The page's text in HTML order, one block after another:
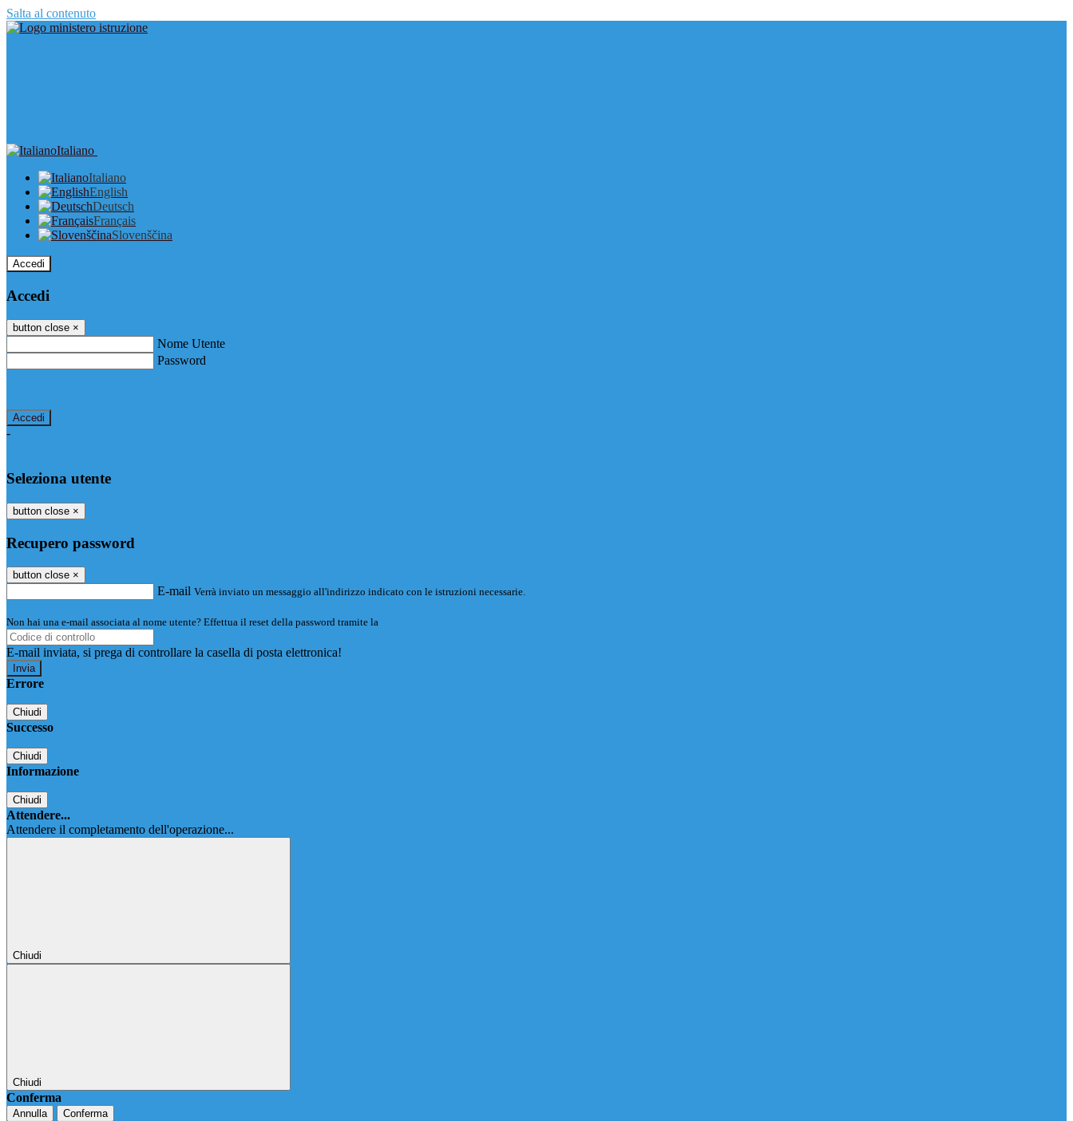
Salta al contenuto
Italiano
Italiano
English
Deutsch
Français
Slovenščina
Accedi
Accedi
button close ×
Nome Utente
Password
-
Seleziona utente
button close ×
Recupero password
button close ×
E-mail Verrà inviato un messaggio all'indirizzo indicato con le istruzioni necessarie.
Non hai una e-mail associata al nome utente? Effettua il reset della password tramite la
E-mail inviata, si prega di controllare la casella di posta elettronica!
Errore
Chiudi
Successo
Chiudi
Informazione
Chiudi
Attendere...
Attendere il completamento dell'operazione...
Chiudi
Chiudi
Conferma
Annulla Conferma